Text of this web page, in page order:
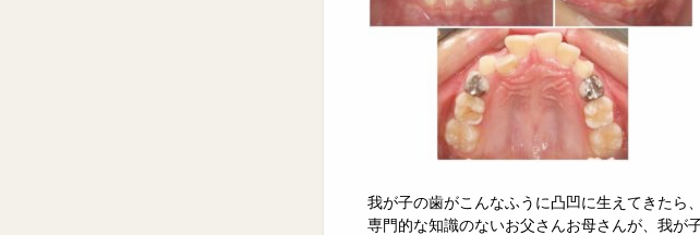
我が子の歯がこんなふうに凸凹に生えてきたら
専門的な知識のないお父さんお母さんが、我が